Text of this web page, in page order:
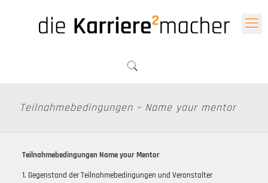
Teilnahmebedingungen – Name your mentor
Teilnahmebedingungen Name your Mentor
1. Gegenstand der Teilnahmebedingungen und Veranstalter